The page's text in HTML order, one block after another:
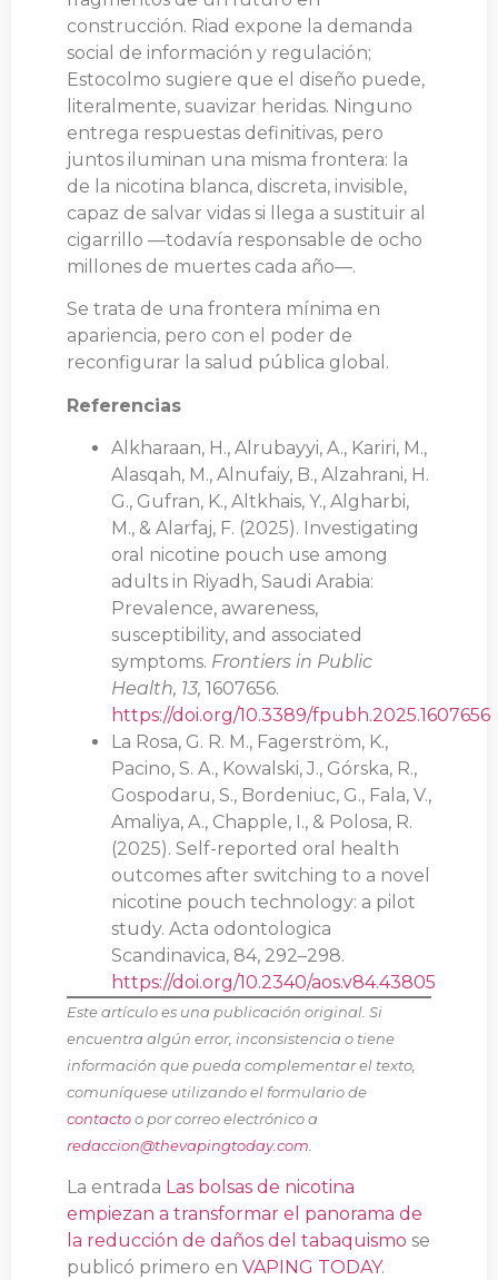
construcción. Riad expone la demanda
social de información y regulación;
Estocolmo sugiere que el diseño puede,
literalmente, suavizar heridas. Ninguno
entrega respuestas definitivas, pero
juntos iluminan una misma frontera: la
de la nicotina blanca, discreta, invisible,
capaz de salvar vidas si llega a sustituir al
cigarrillo —todavía responsable de ocho
millones de muertes cada año—.
Se trata de una frontera mínima en
apariencia, pero con el poder de
reconfigurar la salud pública global.
Referencias
Alkharaan, H., Alrubayyi, A., Kariri, M.,
Alasqah, M., Alnufaiy, B., Alzahrani, H.
G., Gufran, K., Altkhais, Y., Algharbi,
M., & Alarfaj, F. (2025). Investigating
oral nicotine pouch use among
adults in Riyadh, Saudi Arabia:
Prevalence, awareness,
susceptibility, and associated
symptoms. Frontiers in Public
Health, 13, 1607656.
https://doi.org/10.3389/fpubh.2025.1607656
La Rosa, G. R. M., Fagerström, K.,
Pacino, S. A., Kowalski, J., Górska, R.,
Gospodaru, S., Bordeniuc, G., Fala, V.,
Amaliya, A., Chapple, I., & Polosa, R.
(2025). Self-reported oral health
outcomes after switching to a novel
nicotine pouch technology: a pilot
study. Acta odontologica
Scandinavica, 84, 292–298.
https://doi.org/10.2340/aos.v84.43805
Este artículo es una publicación original. Si
encuentra algún error, inconsistencia o tiene
información que pueda complementar el texto,
comuníquese utilizando el formulario de
contactoo por correo electrónico a
redaccion@thevapingtoday.com
La entrada Las bolsas de nicotina
empiezan a transformar el panorama de
la reducción de daños del tabaquismo se
publicó primero en VAPING TODAY.